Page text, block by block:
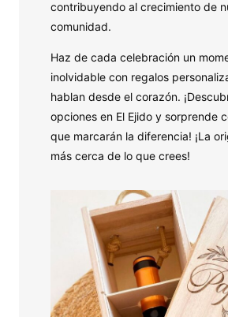
contribuyendo al crecimiento de
comunidad.
Haz de cada celebración un
inolvidable con regalos
hablan desde el corazón.
opciones en El Ejido y sorprende
que marcarán la diferencia! ¡La
más cerca de lo que crees!